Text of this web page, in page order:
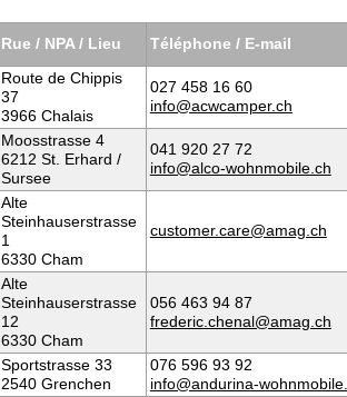
Rue / NPA / Lieu Téléphone / E-mail
Route de Chippis
37
3966 Chalais
027 458 16 60
info@acwcamper.ch
Moosstrasse 4
6212 St. Erhard /
Sursee
041 920 27 72
info@alco-wohnmobile.ch
Alte
Steinhauserstrasse
1
6330 Cham
customer.care@amag.ch
Alte
Steinhauserstrasse
12
6330 Cham
056 463 94 87
frederic.chenal@amag.ch
Sportstrasse 33
2540 Grenchen
076 596 93 92
info@andurina-